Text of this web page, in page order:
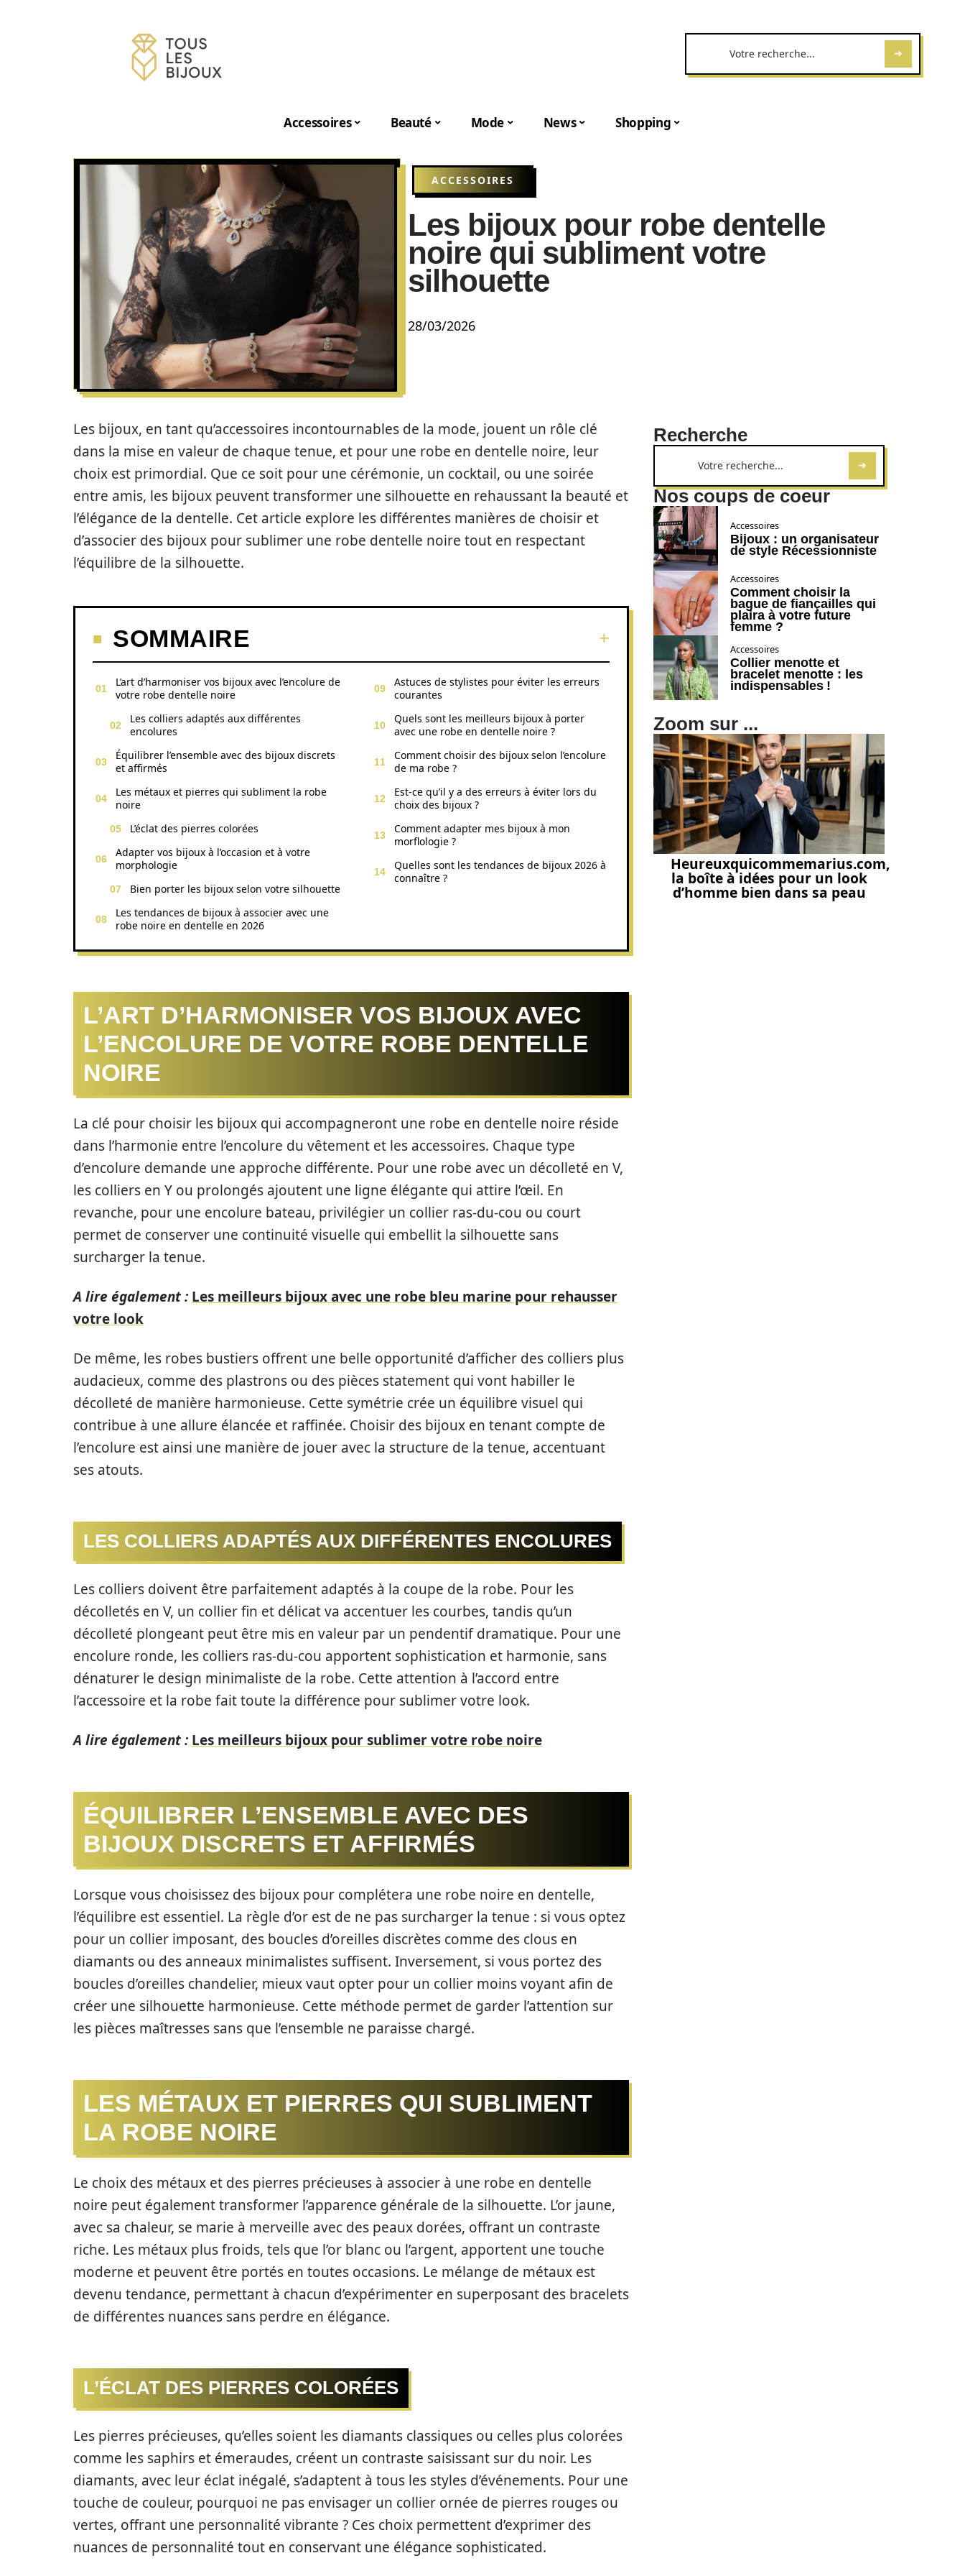
Accessoires Beauté Mode News Shopping
ACCESSOIRES
Les bijoux pour robe dentelle
noire qui subliment votre
silhouette
28/03/2026
Les bijoux, en tant qu’accessoires incontournables de la mode, jouent un rôle clé
dans la mise en valeur de chaque tenue, et pour une robe en dentelle noire, leur
choix est primordial. Que ce soit pour une cérémonie, un cocktail, ou une soirée
entre amis, les bijoux peuvent transformer une silhouette en rehaussant la beauté et
l’élégance de la dentelle. Cet article explore les différentes manières de choisir et
d’associer des bijoux pour sublimer une robe dentelle noire tout en respectant
l’équilibre de la silhouette.
SOMMAIRE
L’art d’harmoniser vos bijoux avec l’encolure de
votre robe dentelle noire
Les colliers adaptés aux différentes
encolures
Équilibrer l’ensemble avec des bijoux discrets
et affirmés
Les métaux et pierres qui subliment la robe
noire
L’éclat des pierres colorées
Adapter vos bijoux à l’occasion et à votre
morphologie
Bien porter les bijoux selon votre silhouette
Les tendances de bijoux à associer avec une
robe noire en dentelle en 2026
Astuces de stylistes pour éviter les erreurs
courantes
Quels sont les meilleurs bijoux à porter
avec une robe en dentelle noire ?
Comment choisir des bijoux selon l’encolure
de ma robe ?
Est-ce qu’il y a des erreurs à éviter lors du
choix des bijoux ?
Comment adapter mes bijoux à mon
morflologie ?
Quelles sont les tendances de bijoux 2026 à
connaître ?
L’ART D’HARMONISER VOS BIJOUX AVEC
L’ENCOLURE DE VOTRE ROBE DENTELLE
NOIRE
La clé pour choisir les bijoux qui accompagneront une robe en dentelle noire réside
dans l’harmonie entre l’encolure du vêtement et les accessoires. Chaque type
d’encolure demande une approche différente. Pour une robe avec un décolleté en V,
les colliers en Y ou prolongés ajoutent une ligne élégante qui attire l’œil. En
revanche, pour une encolure bateau, privilégier un collier ras-du-cou ou court
permet de conserver une continuité visuelle qui embellit la silhouette sans
surcharger la tenue.
A lire également : Les meilleurs bijoux avec une robe bleu marine pour rehausser
votre look
De même, les robes bustiers offrent une belle opportunité d’afficher des colliers plus
audacieux, comme des plastrons ou des pièces statement qui vont habiller le
décolleté de manière harmonieuse. Cette symétrie crée un équilibre visuel qui
contribue à une allure élancée et raffinée. Choisir des bijoux en tenant compte de
l’encolure est ainsi une manière de jouer avec la structure de la tenue, accentuant
ses atouts.
LES COLLIERS ADAPTÉS AUX DIFFÉRENTES ENCOLURES
Les colliers doivent être parfaitement adaptés à la coupe de la robe. Pour les
décolletés en V, un collier fin et délicat va accentuer les courbes, tandis qu’un
décolleté plongeant peut être mis en valeur par un pendentif dramatique. Pour une
encolure ronde, les colliers ras-du-cou apportent sophistication et harmonie, sans
dénaturer le design minimaliste de la robe. Cette attention à l’accord entre
l’accessoire et la robe fait toute la différence pour sublimer votre look.
A lire également : Les meilleurs bijoux pour sublimer votre robe noire
ÉQUILIBRER L’ENSEMBLE AVEC DES
BIJOUX DISCRETS ET AFFIRMÉS
Lorsque vous choisissez des bijoux pour complétera une robe noire en dentelle,
l’équilibre est essentiel. La règle d’or est de ne pas surcharger la tenue : si vous optez
pour un collier imposant, des boucles d’oreilles discrètes comme des clous en
diamants ou des anneaux minimalistes suffisent. Inversement, si vous portez des
boucles d’oreilles chandelier, mieux vaut opter pour un collier moins voyant afin de
créer une silhouette harmonieuse. Cette méthode permet de garder l’attention sur
les pièces maîtresses sans que l’ensemble ne paraisse chargé.
LES MÉTAUX ET PIERRES QUI SUBLIMENT
LA ROBE NOIRE
Le choix des métaux et des pierres précieuses à associer à une robe en dentelle
noire peut également transformer l’apparence générale de la silhouette. L’or jaune,
avec sa chaleur, se marie à merveille avec des peaux dorées, offrant un contraste
riche. Les métaux plus froids, tels que l’or blanc ou l’argent, apportent une touche
moderne et peuvent être portés en toutes occasions. Le mélange de métaux est
devenu tendance, permettant à chacun d’expérimenter en superposant des bracelets
de différentes nuances sans perdre en élégance.
L’ÉCLAT DES PIERRES COLORÉES
Les pierres précieuses, qu’elles soient les diamants classiques ou celles plus colorées
comme les saphirs et émeraudes, créent un contraste saisissant sur du noir. Les
diamants, avec leur éclat inégalé, s’adaptent à tous les styles d’événements. Pour une
touche de couleur, pourquoi ne pas envisager un collier ornée de pierres rouges ou
vertes, offrant une personnalité vibrante ? Ces choix permettent d’exprimer des
nuances de personnalité tout en conservant une élégance sophisticated.
Recherche
Nos coups de coeur
Accessoires
Bijoux : un organisateur
de style Récessionniste
Accessoires
Comment choisir la
bague de fiançailles qui
plaira à votre future
femme ?
Accessoires
Collier menotte et
bracelet menotte : les
indispensables !
Zoom sur ...
Heureuxquicommemarius.com,
la boîte à idées pour un look
d’homme bien dans sa peau